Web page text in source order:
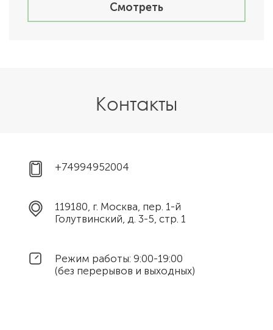
Смотреть
Контакты
+74994952004
119180, г. Москва, пер. 1-й
Голутвинский, д. 3-5, стр. 1
Режим работы: 9:00-19:00
(без перерывов и выходных)